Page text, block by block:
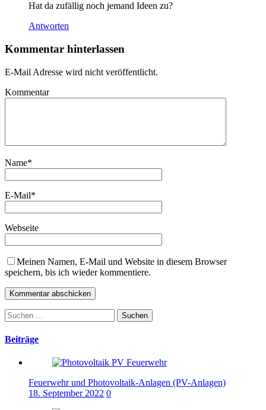
Hat da zufällig noch jemand Ideen zu?
Antworten
Kommentar hinterlassen
E-Mail Adresse wird nicht veröffentlicht.
Kommentar
Name*
E-Mail*
Webseite
Meinen Namen, E-Mail und Website in diesem Browser
speichern, bis ich wieder kommentiere.
Suchen
nach:
Beiträge
Feuerwehr und Photovoltaik-Anlagen (PV-Anlagen)
18. September 2022 0